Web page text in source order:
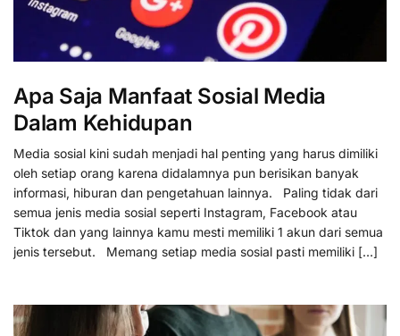
Apa Saja Manfaat Sosial Media
Dalam Kehidupan
Media sosial kini sudah menjadi hal penting yang harus dimiliki
oleh setiap orang karena didalamnya pun berisikan banyak
informasi, hiburan dan pengetahuan lainnya. Paling tidak dari
semua jenis media sosial seperti Instagram, Facebook atau
Tiktok dan yang lainnya kamu mesti memiliki 1 akun dari semua
jenis tersebut. Memang setiap media sosial pasti memiliki […]